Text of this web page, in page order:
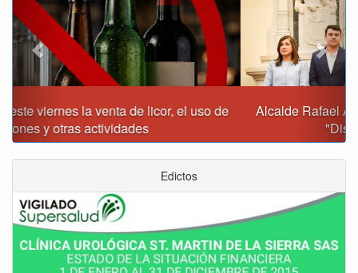
Alcalde Rafael Acevedo propone convertir a Tunja en
"Distrito Histórico y Turístico"
Edictos